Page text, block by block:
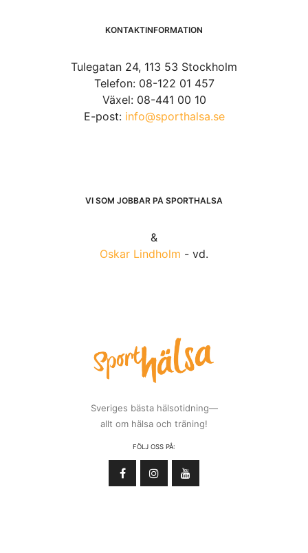
KONTAKTINFORMATION
Tulegatan 24, 113 53 Stockholm
Telefon: 08-122 01 457
Växel: 08-441 00 10
E-post: info@sporthalsa.se
VI SOM JOBBAR PÅ SPORTHÄLSA
&
Oskar Lindholm - vd.
Sveriges bästa hälsotidning—
allt om hälsa och träning!
FÖLJ OSS PÅ: